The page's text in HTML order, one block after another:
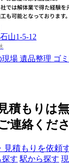
山1-5-12
現場 遺品整理 ゴ
積もりは
連絡くださ
見積もりを依頼
探す 駅から探す